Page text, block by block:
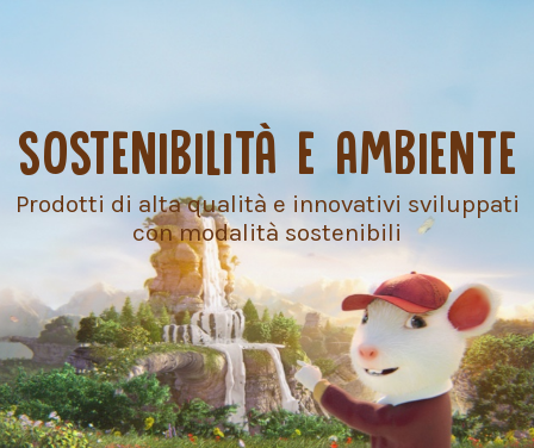
SOSTENIBILITÀ E AMBIENTE
Prodotti di alta qualità e innovativi sviluppati
con modalità sostenibili